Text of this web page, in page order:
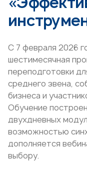
С 7 февраля 2026
шестимесячная
переподготовки
среднего звена,
бизнеса и
Обучение
двухдневных
возможностью
дополняется
выбору.